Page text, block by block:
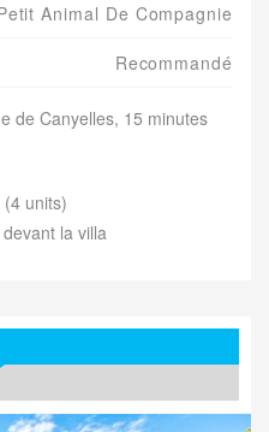
Animal De Compagnie
Recommandé
de Canyelles, 15 minutes
units)
la villa